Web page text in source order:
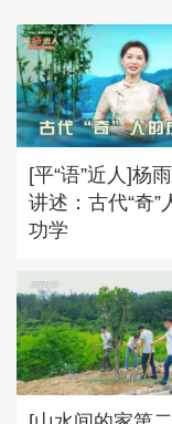
[平“语”近人]杨
讲述：古代“奇”
功学